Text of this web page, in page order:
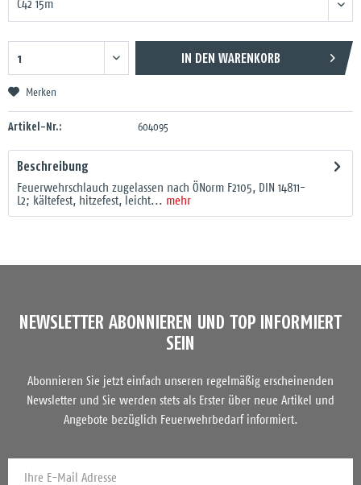
IN DEN WARENKORB
Merken
Artikel-Nr.: 604095
Beschreibung
Feuerwehrschlauch zugelassen nach ÖNorm F2105, DIN 14811-
L2; kältefest, hitzefest, leicht... mehr
NEWSLETTER ABONNIEREN UND TOP INFORMIERT
SEIN
Abonnieren Sie jetzt einfach unseren regelmäßig erscheinenden
Newsletter und Sie werden stets als Erster über neue Artikel und
Angebote bezüglich Feuerwehrbedarf informiert.